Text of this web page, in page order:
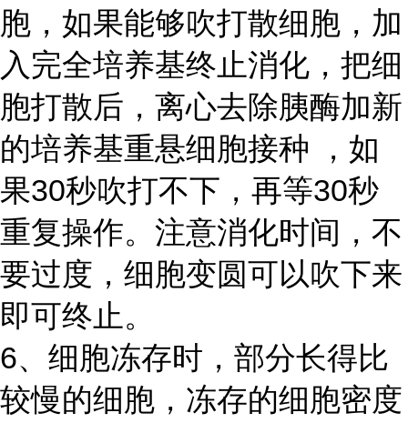
胞，如果能够吹打散细胞，加
入完全培养基终止消化，把细
胞打散后，离心去除胰酶加新
的培养基重悬细胞接种 ，如
果30秒吹打不下，再等30秒
重复操作。注意消化时间，不
要过度，细胞变圆可以吹下来
即可终止。
6、细胞冻存时，部分长得比
较慢的细胞，冻存的细胞密度